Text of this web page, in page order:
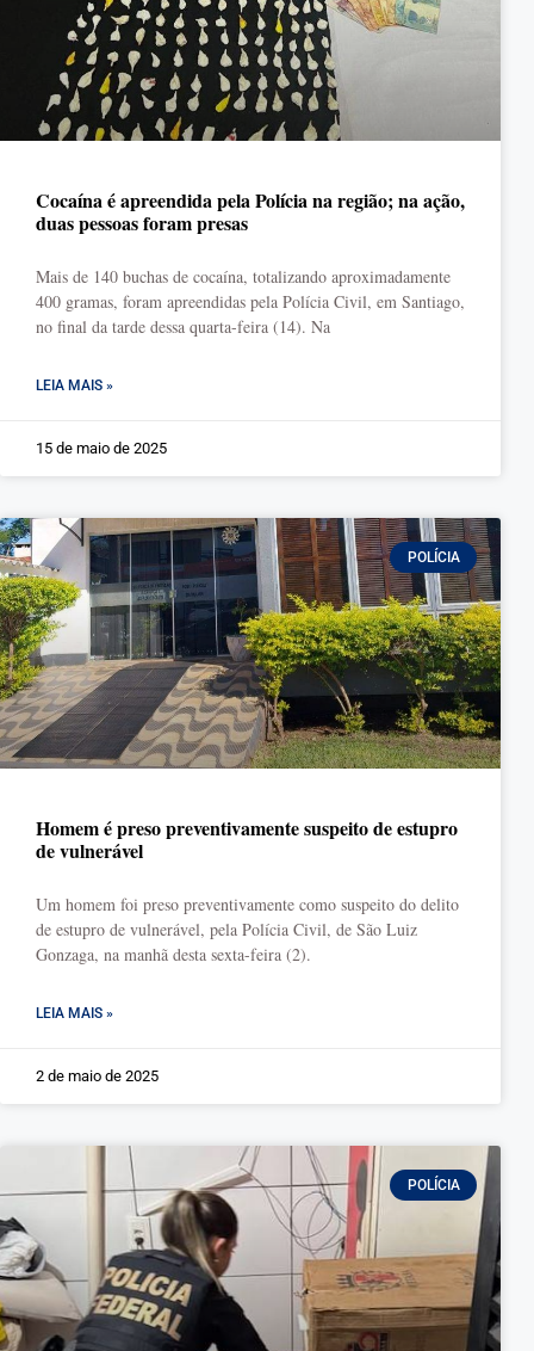
Cocaína é apreendida pela Polícia na região; na ação,
duas pessoas foram presas
Mais de 140 buchas de cocaína, totalizando aproximadamente
400 gramas, foram apreendidas pela Polícia Civil, em Santiago,
no final da tarde dessa quarta-feira (14). Na
LEIA MAIS »
15 de maio de 2025
POLÍCIA
Homem é preso preventivamente suspeito de estupro
de vulnerável
Um homem foi preso preventivamente como suspeito do delito
de estupro de vulnerável, pela Polícia Civil, de São Luiz
Gonzaga, na manhã desta sexta-feira (2).
LEIA MAIS »
2 de maio de 2025
POLÍCIA